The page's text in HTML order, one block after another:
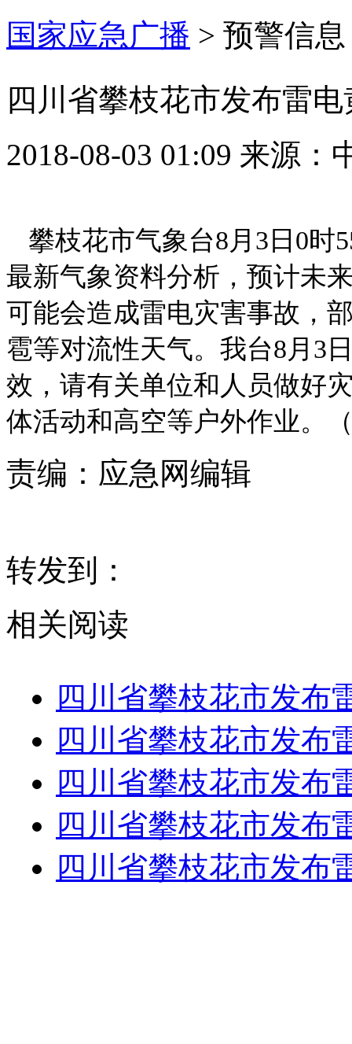
国家应急广播 > 预警信息
四川省攀枝花市发布雷
2018-08-03 01:09 来源：
攀枝花市气象台8月3日0时
最新气象资料分析，预计未
可能会造成雷电灾害事故，
雹等对流性天气。我台8月3
效，请有关单位和人员做好
体活动和高空等户外作业。
责编： 应急网编辑
转发到：
相关阅读
四川省攀枝花市发布
四川省攀枝花市发布
四川省攀枝花市发布
四川省攀枝花市发布
四川省攀枝花市发布